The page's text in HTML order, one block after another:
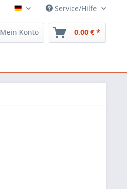
ARTS MusicService/Hilfe
Mein Konto 0,00 € *